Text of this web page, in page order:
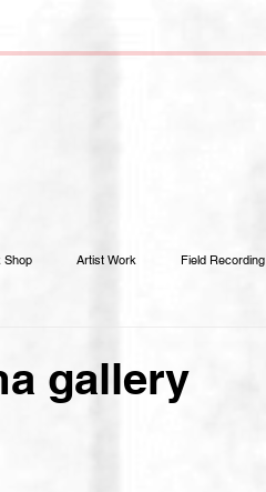
Shop Artist Work Field Recording
gallery